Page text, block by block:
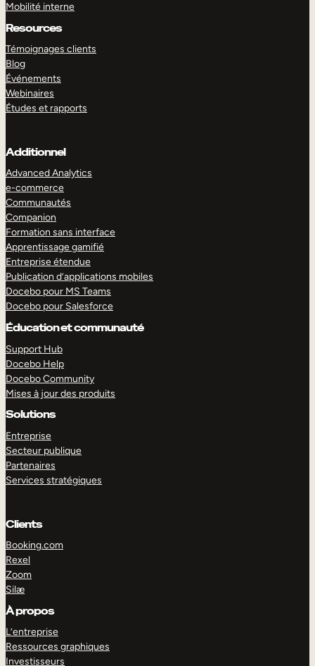
Mobilité interne
Resources
Témoignages clients
Blog
Événements
Webinaires
Études et rapports
Additionnel
Advanced Analytics
e-commerce
Communautés
Companion
Formation sans interface
Apprentissage gamifié
Entreprise étendue
Publication d’applications mobiles
Docebo pour MS Teams
Docebo pour Salesforce
Éducation et communauté
Support Hub
Docebo Help
Docebo Community
Mises à jour des produits
Solutions
Entreprise
Secteur publique
Partenaires
Services stratégiques
Clients
Booking.com
Rexel
Zoom
Silæ
À propos
L’entreprise
Ressources graphiques
Investisseurs